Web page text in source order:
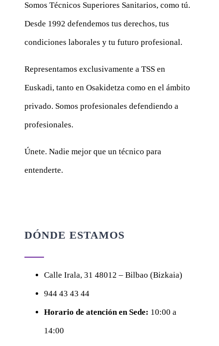
Somos Técnicos Superiores Sanitarios, como tú.
Desde 1992 defendemos tus derechos, tus
condiciones laborales y tu futuro profesional.
Representamos exclusivamente a TSS en
Euskadi, tanto en Osakidetza como en el ámbito
privado. Somos profesionales defendiendo a
profesionales.
Únete. Nadie mejor que un técnico para
entenderte.
DÓNDE ESTAMOS
Calle Irala, 31 48012 – Bilbao (Bizkaia)
944 43 43 44
Horario de atención en Sede: 10:00 a
14:00